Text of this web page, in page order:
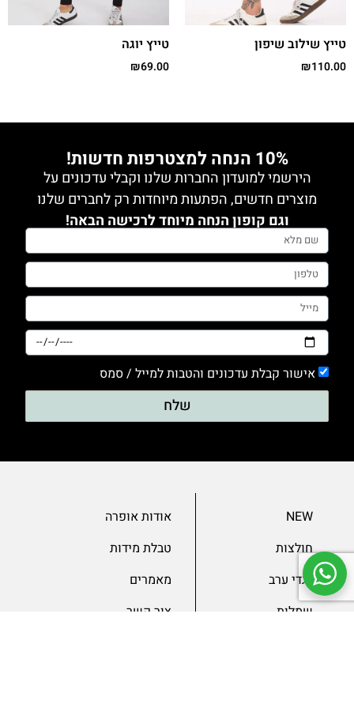
טייץ שילוב שיפון
₪110.00
טייץ יוגה
₪69.00
10% הנחה למצטרפות חדשות!
הירשמי למועדון החברות שלנו וקבלי עדכונים על
מוצרים חדשים, הפתעות מיוחדות רק לחברים שלנו
וגם קופון הנחה מיוחד לרכישה הבאה!
אישור קבלת עדכונים והטבות למייל / סמס
שלח
NEW
חולצות
בגדי ערב
שמלות
אודות אופרה
טבלת מידות
מאמרים
צור קשר